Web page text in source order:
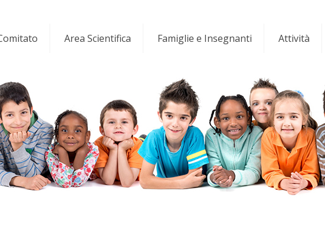
Area Scientifica Famiglie e Insegnanti Attività